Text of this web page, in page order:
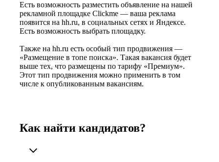
Есть возможность разместить объявление на нашей
рекламной площадке Clickme — ваша реклама
появится на hh.ru, в социальных сетях и Яндексе.
Есть возможность выбрать площадку.
Также на hh.ru есть особый тип продвижения —
«Размещение в топе поиска». Такая вакансия будет
выше тех, что размещены по тарифу «Премиум».
Этот тип продвижения можно применить в том
числе к опубликованным вакансиям.
Как найти кандидатов?